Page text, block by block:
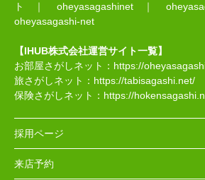
ト
｜ oheyasagashinet ｜
oheyasagashi-net
【IHUB株式会社運営サイト一覧】
お部屋さがしネット： https://
旅さがしネット： https://tabisagashi.net/
保険さがしネット： https://
採用ページ
来店予約